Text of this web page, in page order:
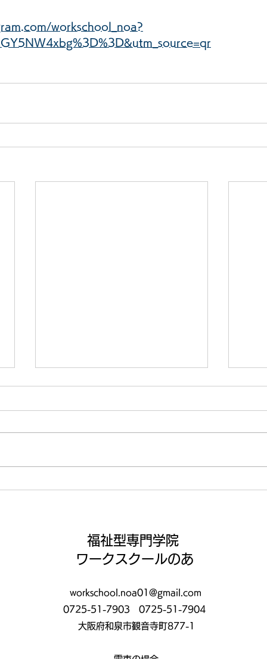
workschool_noa?
この夏にプライベートでした
福祉型専門学院
ワークスクールのあ
workschool.noa01@gmail.com
0725-51-7903
0725-51-7904
大阪府和泉市観音寺町877-1